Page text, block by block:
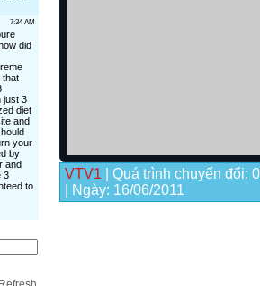
VTV1 | Quá trình chuyển đổi:
| Ngày: 16/06/2011